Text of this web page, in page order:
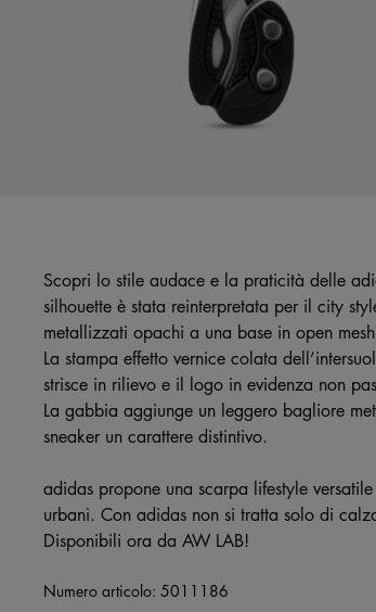
Scopri lo stile audace e la praticità delle
silhouette è stata reinterpretata per il city
metallizzati opachi a una base in open
La stampa effetto vernice colata
strisce in rilievo e il logo in evidenza non
La gabbia aggiunge un leggero bagliore
sneaker un carattere distintivo.
adidas propone una scarpa lifestyle
urbani. Con adidas non si tratta solo di
Disponibili ora da AW LAB!
Numero articolo: 5011186